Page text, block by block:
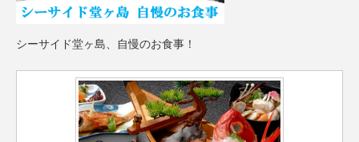
シーサイド堂ヶ島、自慢のお食事！